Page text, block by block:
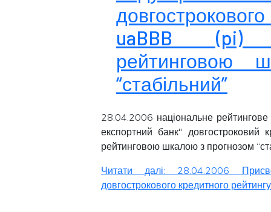
uaBBB (pi)
рейтинговою
“стабільний”
28.04.2006 національне рейтингове
експортний банк" довгостроковий
рейтинговою шкалою з прогнозом “
Читати далі: 28.04.2006
довгострокового кредитного